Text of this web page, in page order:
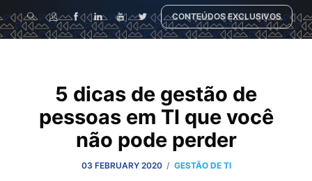
CONTEÚDOS EXCLUSIVOS
5 dicas de gestão de
pessoas em TI que você
não pode perder
03 FEBRUARY 2020 / GESTÃO DE TI